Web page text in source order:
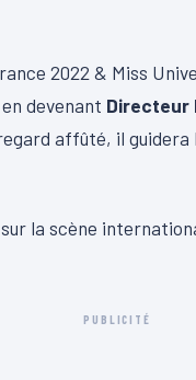
2022 & Miss
devenant Directeur
affûté, il
la scène
PUBLICITÉ